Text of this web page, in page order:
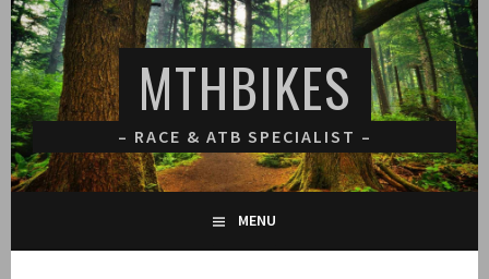
Spring
naar
inhoud
MTHBIKES
– RACE & ATB SPECIALIST –
MENU